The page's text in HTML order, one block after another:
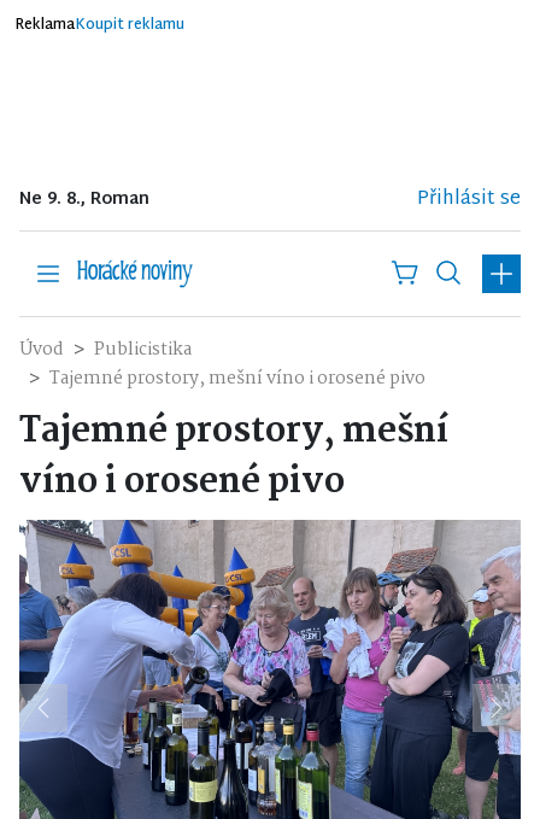
ReklamaKoupit reklamu
Ne 9. 8., Roman Přihlásit se
Úvod
Publicistika
Tajemné prostory, mešní víno i orosené pivo
Tajemné prostory, mešní
víno i orosené pivo
Previous Next